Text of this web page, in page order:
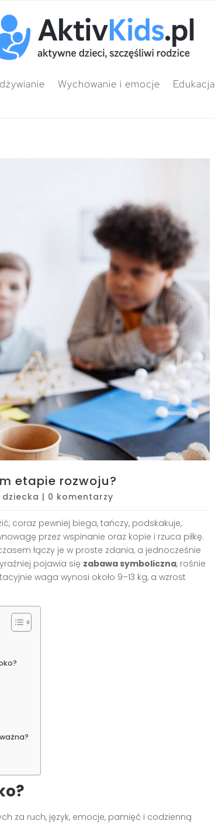
Wychowanie i emocje Edukacja
etapie rozwoju?
dziecka | 0 komentarzy
coraz pewniej biega, tańczy, podskakuje,
przez wspinanie oraz kopie i rzuca piłkę.
łączy je w proste zdania, a jednocześnie
pojawia się zabawa symboliczna, rośnie
waga wynosi około 9–13 kg, a wzrost
za ruch, język, emocje, pamięć i codzienną